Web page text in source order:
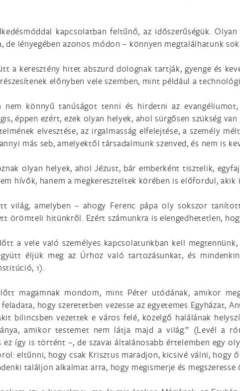
kapcsolatban feltűnő, az időszerűségük.
de lényegében azonos módon – könnyen megtalálhatunk
a keresztény hitet abszurd dolognak tartják, gyenge és
előnyben vele szemben, mint például a
nem könnyű tanúságot tenni és hirdetni az
éppen ezért, ezek olyan helyek, ahol sürgősen szükség
elvesztése, az irgalmasság elfelejtése, a személy
más seb, amelyektől társadalmunk szenved, és nem is
olyan helyek, ahol Jézust, bár emberként tisztelik,
hívők, hanem a megkereszteltek körében is előfordul,
világ, amelyben – ahogy Ferenc pápa oly sokszor
örömteli hitünkről. Ezért számunkra is elengedhetetlen,
a vele való személyes kapcsolatunkban kell
éljük meg az Úrhoz való tartozásunkat, és
1).
magamnak mondom, mint Péter utódának, amikor
feladata, hogy szeretetben vezesse az egyetemes Egyházat,
bilincsben vezettek e város felé, közelgő halálának
amikor testemet nem látja majd a világ.” (Levél a
ez így is történt –, de szavai általánosabb értelemben egy
eltűnni, hogy csak Krisztus maradjon, kicsivé válni, hogy
találjon alkalmat arra, hogy megismerje és megszeresse